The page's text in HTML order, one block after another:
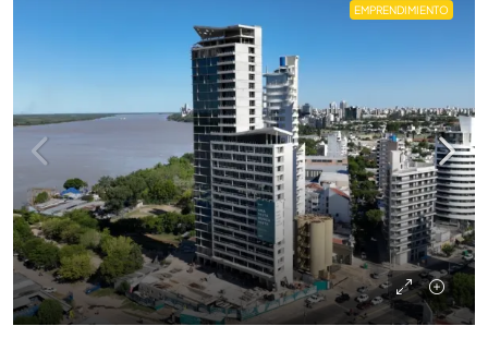
EMPRENDIMIENTO